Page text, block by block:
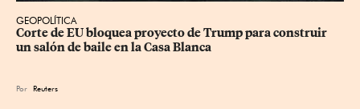
GEOPOLÍTICA
Corte de EU bloquea proyecto de Trump para construir
un salón de baile en la Casa Blanca
Por Reuters